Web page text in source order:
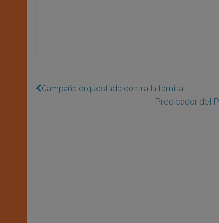
Campaña orquestada contra la familia
Predicador del